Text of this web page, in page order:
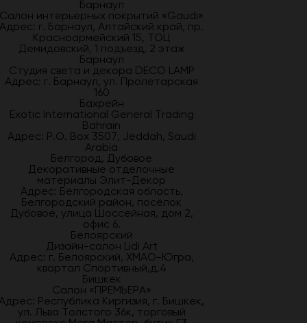
Барнаул
Салон интерьерных покрытий «Gaudi»
Адрес: г. Барнаул, Алтайский край, пр.
Красноармейский 15, ТОЦ
Демидовский, 1 подъезд, 2 этаж
Барнаул
Студия света и декора DECO LAMP
Адрес: г. Барнаул, ул. Пролетарская
160
Бахрейн
Exotic International General Trading
Bahrain
Адрес: P.O. Box 3507, Jeddah, Saudi
Arabia
Белгород, Дубовое
Декоративные отделочные
материалы Элит-Декор
Адрес: Белгородская область,
Белгородский район, посёлок
Дубовое, улица Шоссейная, дом 2,
офис 6.
Белоярский
Дизайн-салон Lidi Art
Адрес: г. Белоярский, ХМАО-Югра,
квартал Спортивный,д.4
Бишкек
Салон «ПРЕМЬЕРА»
Республика Киргизия, г. Бишкек,
ул. Льва Толстого 36к, торговый